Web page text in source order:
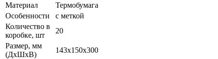
Материал
Термобумага
Особенности
с меткой
Количество в
коробке, шт
20
Размер, мм
(ДxШxВ)
143х150х300